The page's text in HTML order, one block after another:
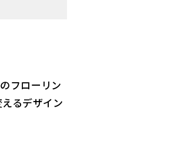
フローリン
るデザイン